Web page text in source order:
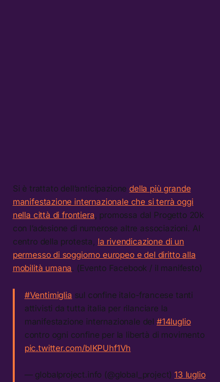
Si è trattato dell’anticipazione della più grande
manifestazione internazionale che si terrà oggi
nella città di frontiera , promossa dal Progetto 20k
con l’adesione di numerose altre associazioni. Al
centro della protesta, la rivendicazione di un
permesso di soggiorno europeo e del diritto alla
mobilità umana. (Evento Facebook / il manifesto)
#Ventimiglia sul confine italo-francese tanti
attivisti da tutta italia per rilanciare la
manifestazione internazionale del #14luglio
contro ogni confine per la libertà di movimento
pic.twitter.com/bIKPUhf1Vh
— globalproject.info (@global_project)13 luglio